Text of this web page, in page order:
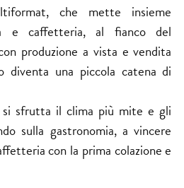
che mette insieme
e caffetteria, al fianco del
produzione a vista e vendita
una piccola catena di
sfrutta il clima più mite e gli
sulla gastronomia, a vincere
con la prima colazione e